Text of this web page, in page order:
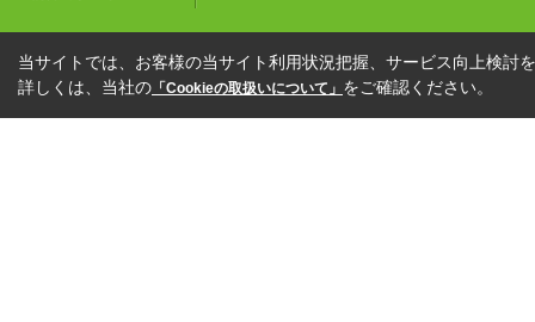
当サイトでは、お客様の当サイト利用状況把握、サービス向上検討
詳しくは、当社の 「Cookieの取扱いについて」 をご確認ください。